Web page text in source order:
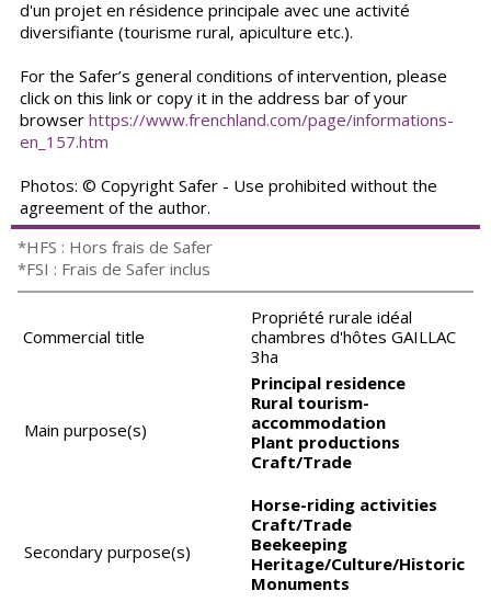
d'un projet en résidence principale avec une activité
diversifiante (tourisme rural, apiculture etc.).
For the Safer’s general conditions of intervention, please
click on this link or copy it in the address bar of your
browser https://www.frenchland.com/page/informations-
en_157.htm
Photos: © Copyright Safer - Use prohibited without the
agreement of the author.
*HFS : Hors frais de Safer
*FSI : Frais de Safer inclus
Commercial title
Propriété rurale idéal
chambres d'hôtes GAILLAC
3ha
Main purpose(s)
Principal residence
Rural tourism-
accommodation
Plant productions
Craft/Trade
Secondary purpose(s)
Horse-riding activities
Craft/Trade
Beekeeping
Heritage/Culture/Historic
Monuments